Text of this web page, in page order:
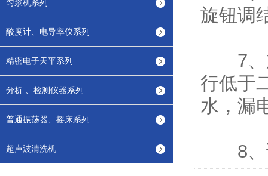
匀浆机系列
酸度计、电导率仪系列
精密电子天平系列
分析 、检测仪器系列
普通振荡器、摇床系列
超声波清洗机
旋钮调
7、加
行低于
水，漏
8、该